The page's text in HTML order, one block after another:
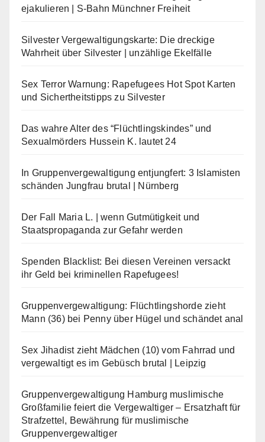
ejakulieren | S-Bahn Münchner Freiheit
Silvester Vergewaltigungskarte: Die dreckige
Wahrheit über Silvester | unzählige Ekelfälle
Sex Terror Warnung: Rapefugees Hot Spot Karten
und Sichertheitstipps zu Silvester
Das wahre Alter des “Flüchtlingskindes” und
Sexualmörders Hussein K. lautet 24
In Gruppenvergewaltigung entjungfert: 3 Islamisten
schänden Jungfrau brutal | Nürnberg
Der Fall Maria L. | wenn Gutmütigkeit und
Staatspropaganda zur Gefahr werden
Spenden Blacklist: Bei diesen Vereinen versackt
ihr Geld bei kriminellen Rapefugees!
Gruppenvergewaltigung: Flüchtlingshorde zieht
Mann (36) bei Penny über Hügel und schändet anal
Sex Jihadist zieht Mädchen (10) vom Fahrrad und
vergewaltigt es im Gebüsch brutal | Leipzig
Gruppenvergewaltigung Hamburg muslimische
Großfamilie feiert die Vergewaltiger – Ersatzhaft für
Strafzettel, Bewährung für muslimische
Gruppenvergewaltiger